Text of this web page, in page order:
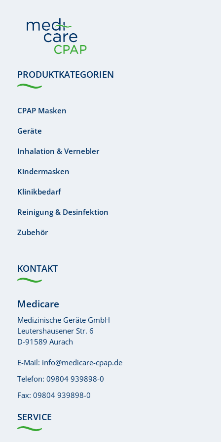
PRODUKTKATEGORIEN
CPAP Masken
Geräte
Inhalation & Vernebler
Kindermasken
Klinikbedarf
Reinigung & Desinfektion
Zubehör
KONTAKT
Medicare
Medizinische Geräte GmbH
Leutershausener Str. 6
D-91589 Aurach
E-Mail: info@medicare-cpap.de
Telefon: 09804 939898-0
Fax: 09804 939898-0
SERVICE